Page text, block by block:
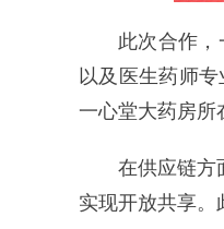
此次合作，
以及医生药师
一心堂大药房所
在供应链方
实现开放共享。